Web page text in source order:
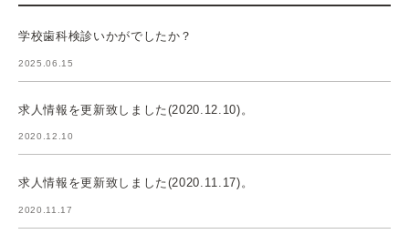
学校歯科検診いかがでしたか？
2025.06.15
求人情報を更新致しました(2020.12.10)。
2020.12.10
求人情報を更新致しました(2020.11.17)。
2020.11.17